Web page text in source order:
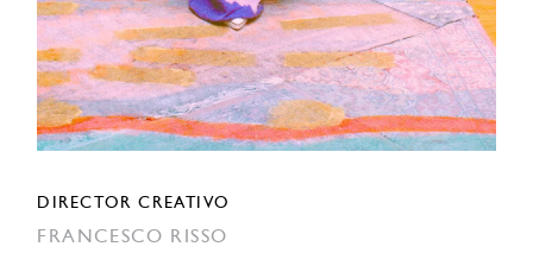
DIRECTOR CREATIVO
FRANCESCO RISSO